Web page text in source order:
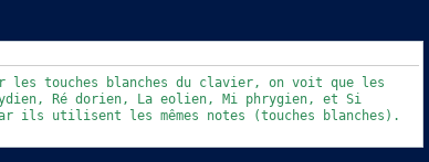
les touches blanches du clavier, on voit que les
Ré dorien, La eolien, Mi phrygien, et Si
ils utilisent les mêmes notes (touches blanches).